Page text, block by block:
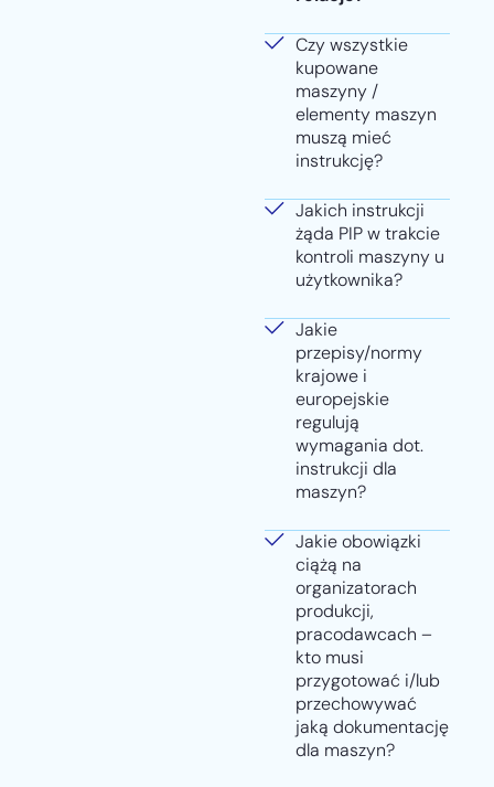
Czy wszystkie
kupowane
maszyny /
elementy maszyn
muszą mieć
instrukcję?
Jakich instrukcji
żąda PIP w trakcie
kontroli maszyny u
użytkownika?
Jakie
przepisy/normy
krajowe i
europejskie
regulują
wymagania dot.
instrukcji dla
maszyn?
Jakie obowiązki
ciążą na
organizatorach
produkcji,
pracodawcach –
kto musi
przygotować i/lub
przechowywać
jaką dokumentację
dla maszyn?